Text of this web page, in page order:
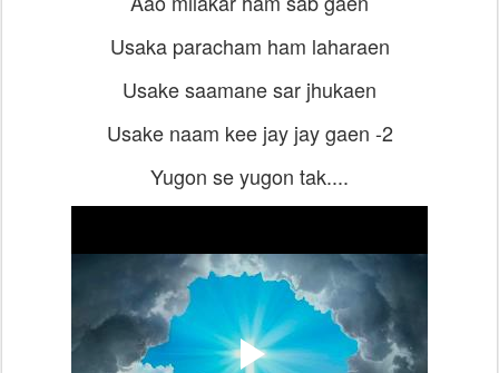
Usaka paracham ham laharaen
Usake saamane sar jhukaen
Usake naam kee jay jay gaen -2
Yugon se yugon tak....